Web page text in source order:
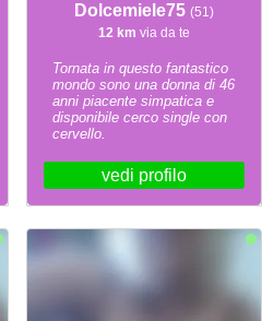
Dolcemiele75 (51)
12 km via da te
Tornata in questo fantastico
mondo sono una donna di 46
anni piacente simpatica e
disponibile cerco single con
cervello.
vedi profilo